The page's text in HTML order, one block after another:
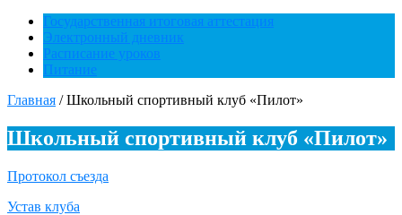
Государственная итоговая аттестация
Электронный дневник
Расписание уроков
Питание
Главная /Школьный спортивный клуб «Пилот»
Школьный спортивный клуб «Пилот»
Протокол съезда
Устав клуба